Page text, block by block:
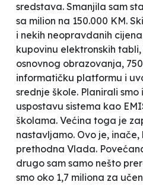
sredstava. Smanjila sam
sa milion na 150.000 KM.
i nekih neopravdanih
kupovinu elektronskih
osnovnog obrazovanja,
informatičku platformu i
srednje škole. Planirali
uspostavu sistema kao
školama. Većina toga je
nastavljamo. Ovo je,
prethodna Vlada.
drugo sam samo nešto
smo oko 1,7 miliona za